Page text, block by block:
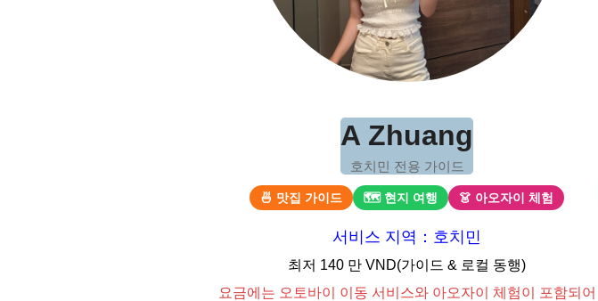
A Zhuang
호치민 전용 가이드
🍜 맛집 가이드 🗺 현지 여행 👗 아오자이 체험
서비스 지역：호치민
최저 140 만 VND(가이드 & 로컬 동행)
요금에는 오토바이 이동 서비스와 아오자이 체험이 포함되어